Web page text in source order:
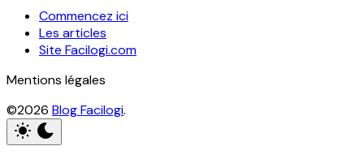
Commencez ici
Les articles
Site Facilogi.com
Mentions légales
©2026 Blog Facilogi.